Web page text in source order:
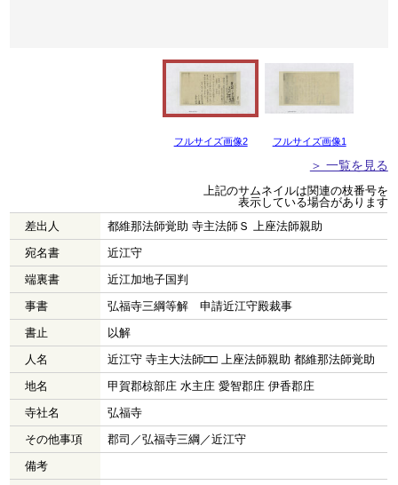
フルサイズ画像2 フルサイズ画像1
＞ 一覧を見る
上記のサムネイルは関連の枝番号を
表示している場合があります
差出人
都維那法師覚助 寺主法師Ｓ 上座法師親助
宛名書
近江守
端裏書
近江加地子国判
事書
弘福寺三綱等解 申請近江守殿裁事
書止
以解
人名
近江守 寺主大法師□□ 上座法師親助 都維那法師覚助
地名
甲賀郡椋部庄 水主庄 愛智郡庄 伊香郡庄
寺社名
弘福寺
その他事項
郡司／弘福寺三綱／近江守
備考